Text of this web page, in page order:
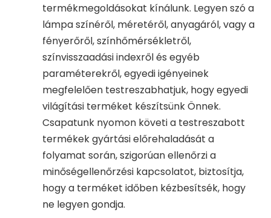
termékmegoldásokat kínálunk. Legyen szó a
lámpa színéről, méretéről, anyagáról, vagy a
fényerőről, színhőmérsékletről,
színvisszaadási indexről és egyéb
paraméterekről, egyedi igényeinek
megfelelően testreszabhatjuk, hogy egyedi
világítási terméket készítsünk Önnek.
Csapatunk nyomon követi a testreszabott
termékek gyártási előrehaladását a
folyamat során, szigorúan ellenőrzi a
minőségellenőrzési kapcsolatot, biztosítja,
hogy a terméket időben kézbesítsék, hogy
ne legyen gondja.